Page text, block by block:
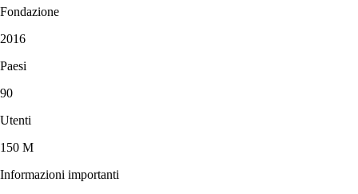
Fondazione
2016
Paesi
90
Utenti
150 M
Informazioni importanti